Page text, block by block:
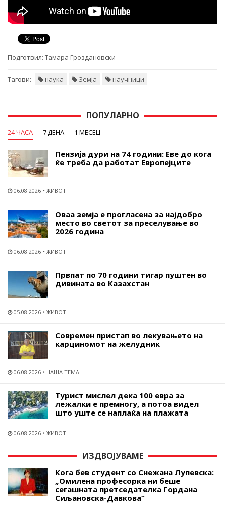
Подготвил: Тамара Гроздановски
Тагови: наука Земја научници
ПОПУЛАРНО
24 ЧАСА 7 ДЕНА 1 МЕСЕЦ
Пензија дури на 74 години: Еве до кога
ќе треба да работат Европејците
06.08.2026 ЖИВОТ
Оваа земја е прогласена за најдобро
место во светот за преселување во
2026 година
06.08.2026 ЖИВОТ
Првпат по 70 години тигар пуштен во
дивината во Казахстан
05.08.2026 ЖИВОТ
Современ пристап во лекувањето на
карциномот на желудник
06.08.2026 НАША ТЕМА
Турист мислел дека 100 евра за
лежалки е премногу, а потоа видел
што уште се наплаќа на плажата
06.08.2026 ЖИВОТ
ИЗДВОЈУВАМЕ
Кога бев студент со Снежана Лупевска:
„Омилена професорка ни беше
сегашната претседателка Гордана
Сиљановска-Давкова“